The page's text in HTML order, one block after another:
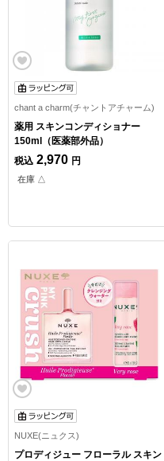
chant a charm(チャントアチャーム)
薬用 スキンコンディショナー
150ml（医薬部外品）
税込 2,970 円
在庫 △
NUXE(ニュクス)
プロディジュー フローラル スキン